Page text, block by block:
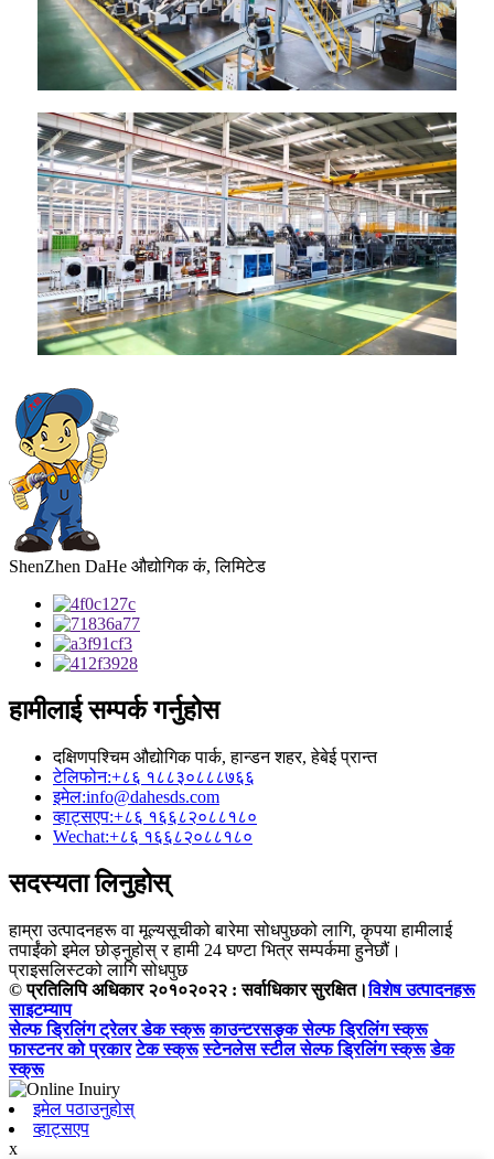
ShenZhen DaHe औद्योगिक कं, लिमिटेड
हामीलाई सम्पर्क गर्नुहोस
दक्षिणपश्चिम औद्योगिक पार्क, हान्डन शहर, हेबेई प्रान्त
टेलिफोन:+८६ १८८३०८८८७६६
इमेल:info@dahesds.com
व्हाट्सएप:+८६ १६६८२०८८१८०
Wechat:+८६ १६६८२०८८१८०
सदस्यता लिनुहोस्
हाम्रा उत्पादनहरू वा मूल्यसूचीको बारेमा सोधपुछको लागि, कृपया हामीलाई
तपाईंको इमेल छोड्नुहोस् र हामी 24 घण्टा भित्र सम्पर्कमा हुनेछौं।
प्राइसलिस्टको लागि सोधपुछ
© प्रतिलिपि अधिकार २०१०२०२२ : सर्वाधिकार सुरक्षित।विशेष उत्पादनहरू
साइटम्याप
सेल्फ ड्रिलिंग ट्रेलर डेक स्क्रू काउन्टरसङ्क सेल्फ ड्रिलिंग स्क्रू
फास्टनर को प्रकार टेक स्क्रू स्टेनलेस स्टील सेल्फ ड्रिलिंग स्क्रू डेक
स्क्रू
इमेल पठाउनुहोस्
व्हाट्सएप
x